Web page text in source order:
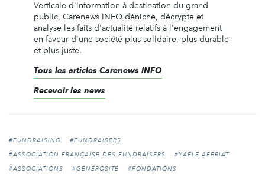
Verticale d'information à destination du grand
public, Carenews INFO déniche, décrypte et
analyse les faits d'actualité relatifs à l'engagement
en faveur d'une société plus solidaire, plus durable
et plus juste.
Tous les articles Carenews INFO
Recevoir les news
#FUNDRAISING
#FUNDRAISERS
#ASSOCIATION FRANÇAISE DES FUNDRAISERS
#YAËLE AFERIAT
#ASSOCIATIONS
#GÉNÉROSITÉ #FONDATIONS